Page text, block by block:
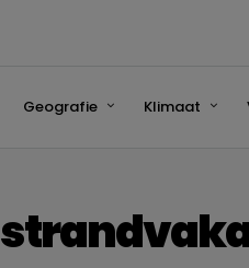
Geografie Klimaat